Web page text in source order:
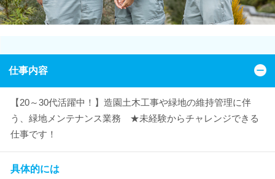
仕事内容
【20～30代活躍中！】造園土木工事や緑地の維持管理に伴
う、緑地メンテナンス業務 ★未経験からチャレンジできる
仕事です！
具体的には